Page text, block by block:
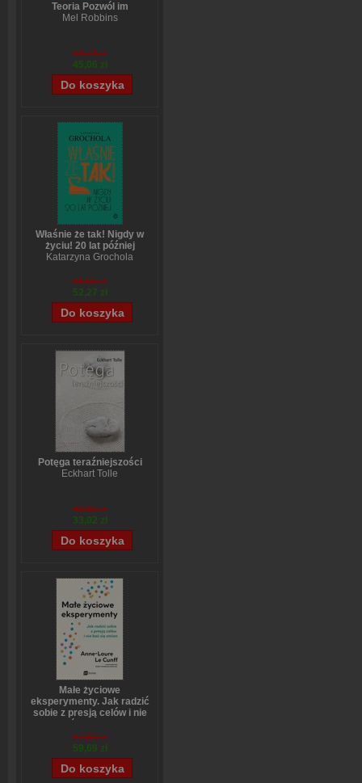
Teoria Pozwól im
Mel Robbins
59,74 zł
45,06 zł
Właśnie że tak! Nigdy w
życiu! 20 lat później
Katarzyna Grochola
65,09 zł
52,27 zł
Potęga teraźniejszości
Eckhart Tolle
43,69 zł
33,02 zł
Małe życiowe
eksperymenty. Jak radzić
sobie z presją celów i nie
Anne-Laure LeCunff
67,69 zł
59,69 zł